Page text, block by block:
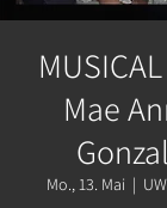
Mae
Mo., 13. Mai
  |